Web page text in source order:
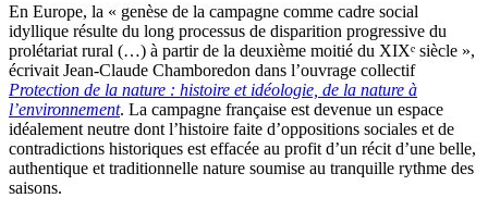
En Europe, la « genèse de la campagne comme cadre social
idyllique résulte du long processus de disparition progressive du
prolétariat rural (…) à partir de la deuxième moitié du XIXᵉ siècle »,
écrivait Jean-Claude Chamboredon dans l’ouvrage collectif
Protection de la nature : histoire et idéologie, de la nature à
l’environnement. La campagne française est devenue un espace
idéalement neutre dont l’histoire faite d’oppositions sociales et de
contradictions historiques est effacée au profit d’un récit d’une belle,
authentique et traditionnelle nature soumise au tranquille rythme des
saisons.